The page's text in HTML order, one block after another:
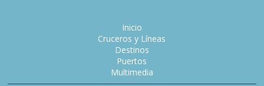
Inicio
Cruceros y Líneas
Destinos
Puertos
Multimedia